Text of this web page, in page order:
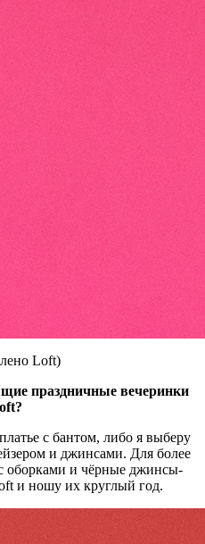
Loft)
праздничные вечеринки
с бантом, либо я выберу
и джинсами. Для более
оборками и чёрные джинсы-
и ношу их круглый год.